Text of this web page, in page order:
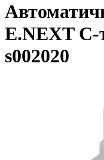
E.NEXT C-
s002020